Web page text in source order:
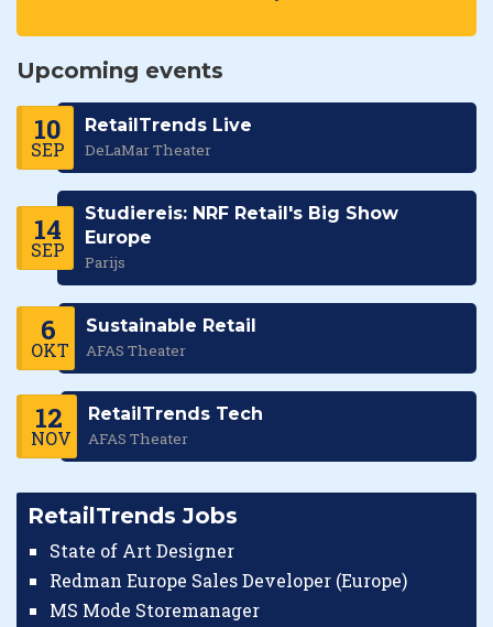
Upcoming events
10
SEP
RetailTrends Live
DeLaMar Theater
14
SEP
Studiereis: NRF Retail's Big Show
Europe
Parijs
6
OKT
Sustainable Retail
AFAS Theater
12
NOV
RetailTrends Tech
AFAS Theater
RetailTrends Jobs
State of Art Designer
Redman Europe Sales Developer (Europe)
MS Mode Storemanager